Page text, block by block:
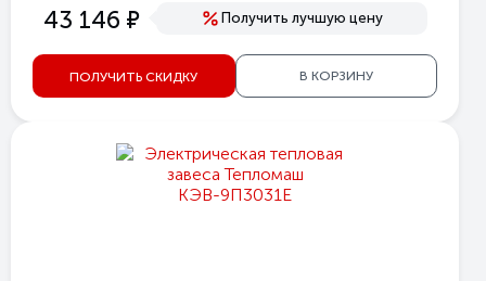
43 146 е Получить лучшую цену
ПОЛУЧИТЬ СКИДКУ В КОРЗИНУ